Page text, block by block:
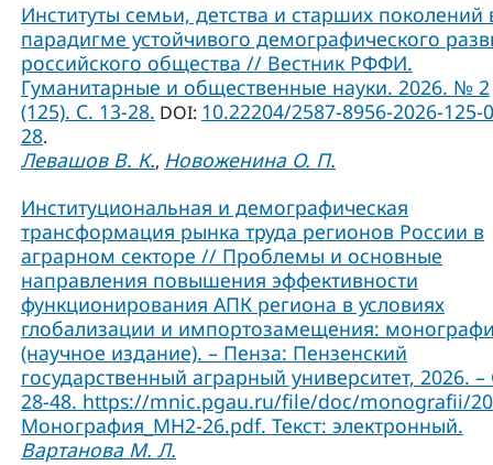
Институты семьи, детства и старших поколений
парадигме устойчивого демографического
российского общества // Вестник РФФИ.
Гуманитарные и общественные науки. 2026. № 2
(125). С. 13-28. DOI: 10.22204/2587-8956-2026-125-
28.
Левашов В. К., Новоженина О. П.
Институциональная и демографическая
трансформация рынка труда регионов России в
аграрном секторе // Проблемы и основные
направления повышения эффективности
функционирования АПК региона в условиях
глобализации и импортозамещения:
(научное издание). – Пенза: Пензенский
государственный аграрный университет, 2026. –
28-48. https://mnic.pgau.ru/file/doc/monografii/
Монография_МН2-26.pdf. Текст: электронный.
Вартанова М. Л.